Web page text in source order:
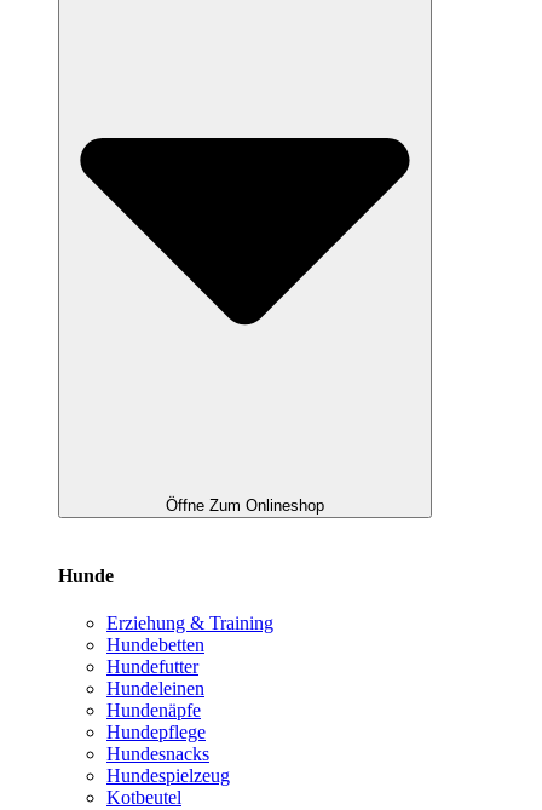
Öffne Zum Onlineshop
Hunde
Erziehung & Training
Hundebetten
Hundefutter
Hundeleinen
Hundenäpfe
Hundepflege
Hundesnacks
Hundespielzeug
Kotbeutel